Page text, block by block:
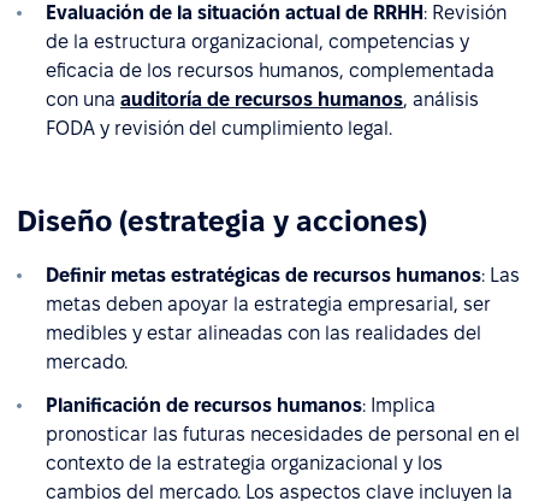
Evaluación de la situación actual de RRHH : Revisión
de la estructura organizacional, competencias y
eficacia de los recursos humanos, complementada
con una auditoría de recursos humanos, análisis
FODA y revisión del cumplimiento legal.
Diseño (estrategia y acciones)
Definir metas estratégicas de recursos humanos: Las
metas deben apoyar la estrategia empresarial, ser
medibles y estar alineadas con las realidades del
mercado.
Planificación de recursos humanos: Implica
pronosticar las futuras necesidades de personal en el
contexto de la estrategia organizacional y los
cambios del mercado. Los aspectos clave incluyen la